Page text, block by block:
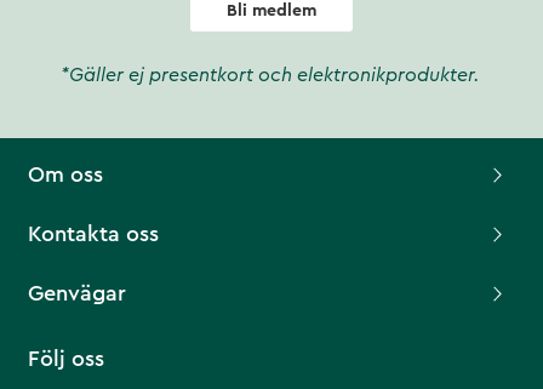
Bli medlem
*Gäller ej presentkort och elektronikprodukter.
Om oss
Kontakta oss
Genvägar
Följ oss